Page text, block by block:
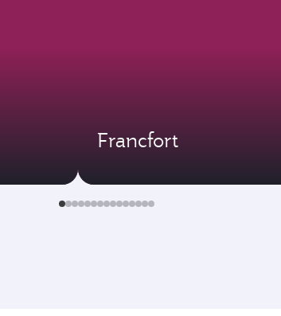
Francfort